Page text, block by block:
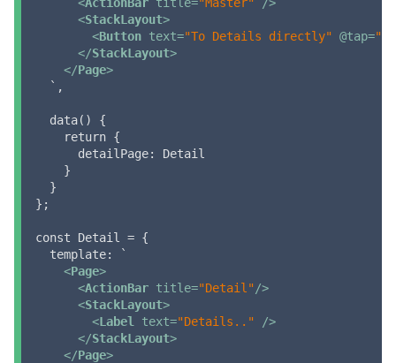
<StackLayout>
<Button text="To Details directly" @tap=
</StackLayout>
</Page>
  `,
  data() {
    return {
      detailPage: Detail
    }
  }
};
const Detail = {
  template: `
<Page>
<ActionBar title="Detail" />
<StackLayout>
<Label text="Details.."
/>
</StackLayout>
</Page>